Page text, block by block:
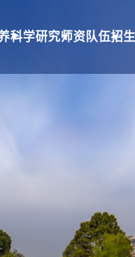
科学研究师资队伍招